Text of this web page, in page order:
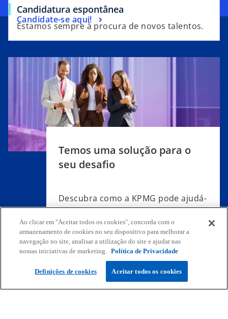
Candidatura espontânea
e
s
i
n
a
n
e
w
a
Estamos sempre à procura de novos talentos.
Candidate-se aqui!
o
p
e
n
e
t
Temos uma solução para o
seu desafio
Descubra como a KPMG pode ajudá-
lo e à sua empresa.
Pedir Proposta
Ao clicar em "Aceitar todos os cookies", concorda com o
armazenamento de cookies no seu dispositivo para melhorar a
navegação no site, analisar a utilização do site e ajudar nas
nossas iniciativas de marketing. Política de Privacidade
Definições de cookies Aceitar todos os cookies